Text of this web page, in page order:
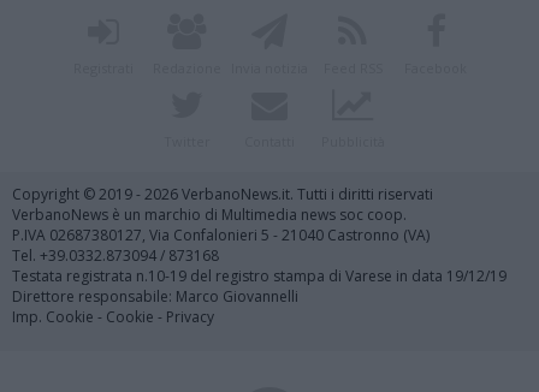
Copyright © 2019 - 2026 VerbanoNews.it. Tutti i diritti riservati
VerbanoNews è un marchio di Multimedia news soc coop.
P.IVA 02687380127, Via Confalonieri 5 - 21040 Castronno (VA)
Tel. +39.0332.873094 / 873168
Testata registrata n.10-19 del registro stampa di Varese in data 19/12/19
Direttore responsabile: Marco Giovannelli
Imp. Cookie - Cookie - Privacy